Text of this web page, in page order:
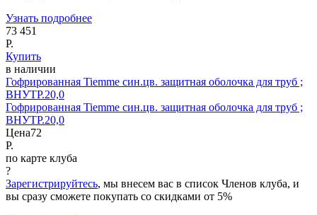
Узнать подробнее
73 451
Р.
Купить
в наличии
Гофрированная Tiemme син.цв. защитная оболочка для труб ;
ВНУТР.20,0
Гофрированная Tiemme син.цв. защитная оболочка для труб ;
ВНУТР.20,0
Цена72
Р.
по карте клуба
?
Зарегистрируйтесь, мы внесем вас в список Членов клуба, и
вы сразу сможете покупать со скидками от 5%